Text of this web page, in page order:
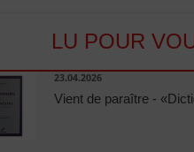
LU POUR
23.04.2026
Vient de paraître -